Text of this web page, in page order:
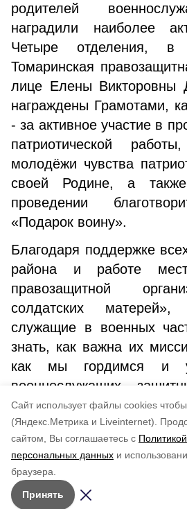
Cайт использует файлы cookies чтобы
(Яндекс.Метрика и Liveinternet).
сайтом, Вы соглашаетесь с
персональных данных и
браузера.
Принять
родителей
наградили наиболее
Четыре отделения,
Томаринская
лице Елены Викторовны
награждены Грамотами,
- за активное участие в
патриотической
молодёжи чувства
своей Родине, а
проведении
«Подарок воину».
Благодаря поддержке
района и работе
правозащитной
солдатских
служащие в военных
знать, как важна их
как мы гордимся и
военнослужащих –
Авторы: Ольга Титова
по оценке
5